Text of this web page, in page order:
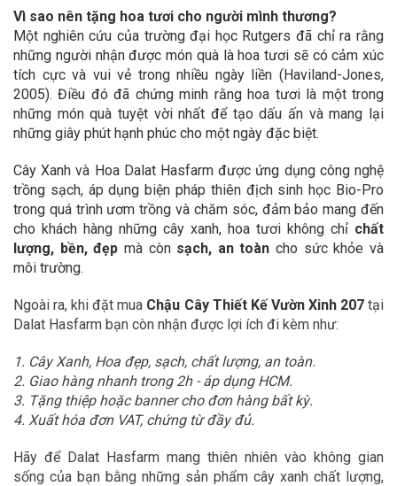
Vì sao nên tặng hoa tươi cho người mình thương?
Một nghiên cứu của trường đại học Rutgers đã chỉ ra rằng
những người nhận được món quà là hoa tươi sẽ có cảm xúc
tích cực và vui vẻ trong nhiều ngày liền (Haviland-Jones,
2005). Điều đó đã chứng minh rằng hoa tươi là một trong
những món quà tuyệt vời nhất để tạo dấu ấn và mang lại
những giây phút hạnh phúc cho một ngày đặc biệt.
Cây Xanh và Hoa Dalat Hasfarm được ứng dụng công nghệ
trồng sạch, áp dụng biện pháp thiên địch sinh học Bio-Pro
trong quá trình ươm trồng và chăm sóc, đảm bảo mang đến
cho khách hàng những cây xanh, hoa tươi không chỉ chất
lượng, bền, đẹp mà còn sạch, an toàn cho sức khỏe và
môi trường.
Ngoài ra, khi đặt mua Chậu Cây Thiết Kế Vườn Xinh 207 tại
Dalat Hasfarm bạn còn nhận được lợi ích đi kèm như:
1. Cây Xanh, Hoa đẹp, sạch, chất lượng, an toàn.
2. Giao hàng nhanh trong 2h - áp dụng HCM.
3. Tặng thiệp hoặc banner cho đơn hàng bất kỳ.
4. Xuất hóa đơn VAT, chứng từ đầy đủ.
Hãy để Dalat Hasfarm mang thiên nhiên vào không gian
sống của bạn bằng những sản phẩm cây xanh chất lượng,